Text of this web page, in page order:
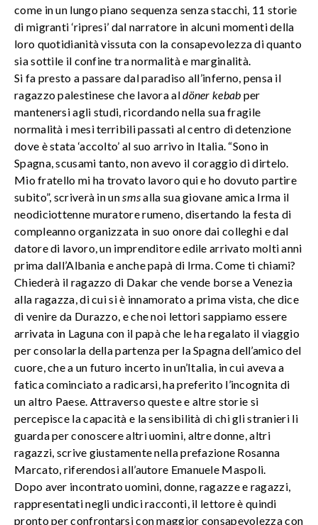
come in un lungo piano sequenza senza stacchi, 11 storie
di migranti ‘ripresi’ dal narratore in alcuni momenti della
loro quotidianità vissuta con la consapevolezza di quanto
sia sottile il confine tra normalità e marginalità.
Si fa presto a passare dal paradiso all’inferno, pensa il
ragazzo palestinese che lavora aldöner kebab per
mantenersi agli studi, ricordando nella sua fragile
normalità i mesi terribili passati al centro di detenzione
dove è stata ‘accolto’ al suo arrivo in Italia. “Sono in
Spagna, scusami tanto, non avevo il coraggio di dirtelo.
Mio fratello mi ha trovato lavoro qui e ho dovuto partire
subito”, scriverà in unsmsalla sua giovane amica Irma il
neodiciottenne muratore rumeno, disertando la festa di
compleanno organizzata in suo onore dai colleghi e dal
datore di lavoro, un imprenditore edile arrivato molti anni
prima dall’Albania e anche papà di Irma. Come ti chiami?
Chiederà il ragazzo di Dakar che vende borse a Venezia
alla ragazza, di cui si è innamorato a prima vista, che dice
di venire da Durazzo, e che noi lettori sappiamo essere
arrivata in Laguna con il papà che le ha regalato il viaggio
per consolarla della partenza per la Spagna dell’amico del
cuore, che a un futuro incerto in un’Italia, in cui aveva a
fatica cominciato a radicarsi, ha preferito l’incognita di
un altro Paese. Attraverso queste e altre storie si
percepisce la capacità e la sensibilità di chi gli stranieri li
guarda per conoscere altri uomini, altre donne, altri
ragazzi, scrive giustamente nella prefazione Rosanna
Marcato, riferendosi all’autore Emanuele Maspoli.
Dopo aver incontrato uomini, donne, ragazze e ragazzi,
rappresentati negli undici racconti, il lettore è quindi
pronto per confrontarsi con maggior consapevolezza con